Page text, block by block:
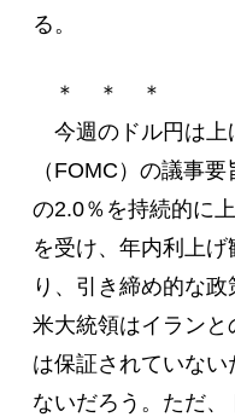
る。
＊ ＊ ＊
今週のドル円は上
（FOMC）の議事
の2.0％を持続的に
を受け、年内利上
り、引き締め的な
米大統領はイラン
は保証されていな
ないだろう。ただ